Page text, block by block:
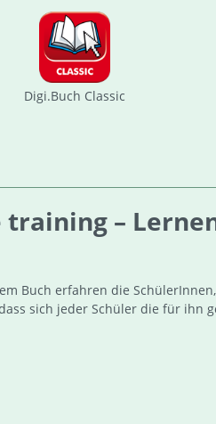
Digi.Buch Classic
–
Buch erfahren die
sich jeder Schüler die für ihn